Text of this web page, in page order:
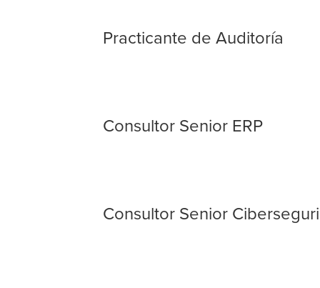
Practicante de Auditoría
Consultor Senior ERP
Consultor Senior